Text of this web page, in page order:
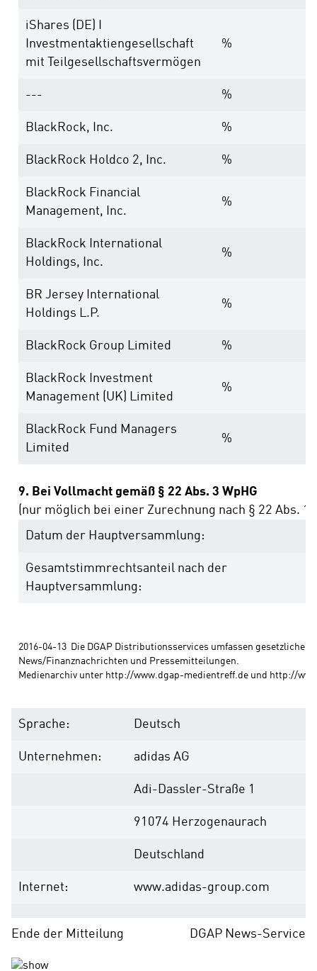
iShares (DE) I
Investmentaktiengesellschaft
mit Teilgesellschaftsvermögen
%
--- %
BlackRock, Inc. %
BlackRock Holdco 2, Inc. %
BlackRock Financial
Management, Inc.
%
BlackRock International
Holdings, Inc.
%
BR Jersey International
Holdings L.P.
%
BlackRock Group Limited %
BlackRock Investment
Management (UK) Limited
%
BlackRock Fund Managers
Limited
%
9. Bei Vollmacht gemäß § 22 Abs. 3 WpHG
(nur möglich bei einer Zurechnung nach § 22 Abs. 1
Datum der Hauptversammlung:
Gesamtstimmrechtsanteil nach der
Hauptversammlung:
2016-04-13  Die DGAP Distributionsservices umfassen gesetzliche
News/Finanznachrichten und Pressemitteilungen.
Medienarchiv unter http://www.dgap-medientreff.de und http://
Sprache: Deutsch
Unternehmen: adidas AG
Adi-Dassler-Straße 1
91074 Herzogenaurach
Deutschland
Internet: www.adidas-group.com
Ende der Mitteilung DGAP News-Service